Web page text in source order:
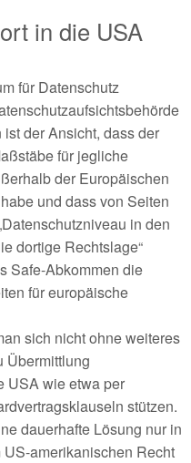
in die USA
für Datenschutz
der Ansicht, dass der
für jegliche
der Europäischen
und dass von Seiten
in den
dortige Rechtslage“
Safe-Abkommen die
für europäische
sich nicht ohne weiteres
Übermittlung
USA wie etwa per
stützen.
dauerhafte Lösung nur in
amerikanischen Recht